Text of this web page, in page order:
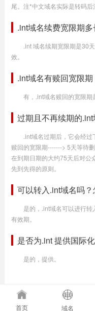
尾。注*中文域名实际是转码后
.int域名续费宽限期
.int 域名续期宽限期是30
效。
.int域名有赎回宽限期
有，.int域名赎回的宽限期
过期且不再续期的
.int域名过期后，它会经
赎回的宽限期-------> 5天等待
在到期日期的大约75天后对公
先到先得的原则。
可以转入.int域名吗？
是的，.int域名可以进行
有效期。
是否为.int 提供国际
是的，提供。
首页 域名